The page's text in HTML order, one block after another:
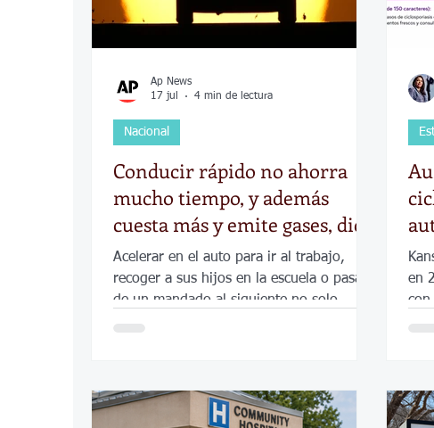
Desamparados Carreteras Comunidad
Conducir rápido no ahorra
mucho tiempo, y además
cuesta más y emite gases, dice
estudio
Acelerar en el auto para ir al trabajo,
recoger a sus hijos en la escuela o pasar
de un mandado al siguiente no solo
Nacional
Ap News
17 jul
4 min de lectura
en
con